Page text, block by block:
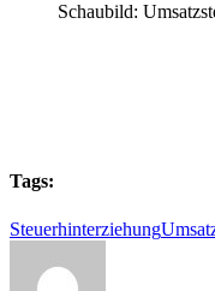
Schaubild:
Tags:
Steuerhinterziehung